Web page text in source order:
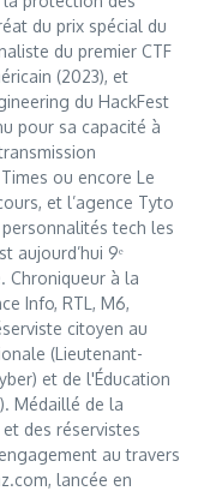
du prix spécial du
du premier CTF
(2023), et
du HackFest
pour sa capacité à
ou encore Le
et l’agence Tyto
tech les
aujourd’hui 9ᵉ
Chroniqueur à la
Info, RTL, M6,
citoyen au
(Lieutenant-
et de l'Éducation
Médaillé de la
des réservistes
au travers
lancée en